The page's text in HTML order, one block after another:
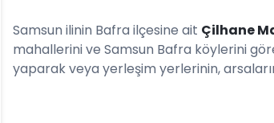
Samsun ilinin Bafra ilçesine ait Çilhane
mahallerini ve Samsun Bafra köylerini
yaparak veya yerleşim yerlerinin,